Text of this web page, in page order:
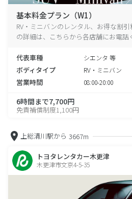
基本料金プラン（W1）
RV・ミニバンのレンタル、お得な割
の詳細は、こちらから各店舗にお電話
代表車種 シエンタ 等
ボディタイプ RV・ミニバン
営業時間 08:00-20:00
6時間まで7,700円
免責補償制度1,100円
上総清川駅から 3667m
トヨタレンタカー木更津
木更津市文京4-5-35